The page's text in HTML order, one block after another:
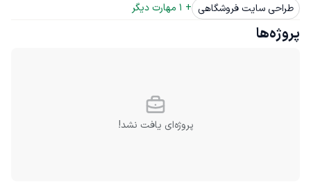
طراحی سایت فروشگاهی +
1 مهارت دیگر
پروژه‌ها
پروژه‌ای یافت نشد!